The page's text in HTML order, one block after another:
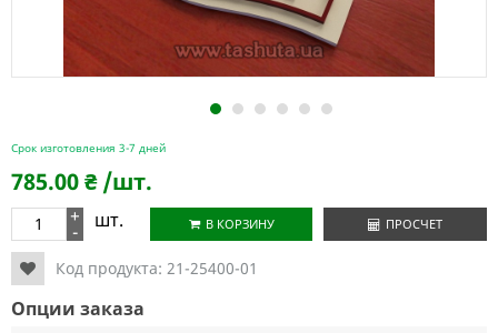
1 2 3 4 5 6
Срок изготовления 3-7 дней
785.00₴ /шт.
+
- шт. В КОРЗИНУ ПРОСЧЕТ
Код продукта: 21-25400-01
Опции заказа